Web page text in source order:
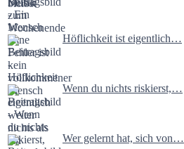
Höflichkeit ist eigentlich…
Wenn du nichts riskierst,…
Wer gelernt hat, sich von…